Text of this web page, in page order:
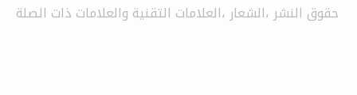
حقوق النشر ،الشعار ،العلامات التقنية والعلامات ذات الصلة